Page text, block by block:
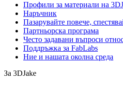
Профили за материали на
Наръчник
Пазарувайте повече,
Партньорска програма
Често задавани въпроси
Поддръжка за FabLabs
Ние и нашата околна среда
За 3DJake